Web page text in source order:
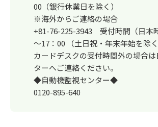
00（銀行休業日を除く）
※海外からご連絡の場合
+81-76-225-3943 受付時間（日本
～17：00 （土日祝・年末年始を除く
カードデスクの受付時間外の場合
ターへご連絡ください。
◆自動機監視センター◆
0120-895-640